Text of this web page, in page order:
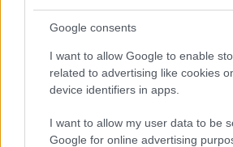
Google consents
I want to allow Google to enable
related to advertising like cookies
device identifiers in apps.
I want to allow my user data to be
Google for online advertising
Ekkor már Románia
percben például Mudrik lőtt fölé
a hajrában még Jaremcsuk emelt
szépítés nem jött össze
meglepetésre könnyedén nyert
évet követően nyert újra az Eb-n.